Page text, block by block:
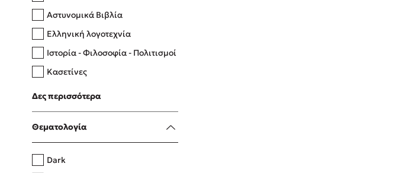
Δανάη Δεληγεώργη
Πάνω, κάτω, μπροστά, πίσω
Η μέθοδος Αφήστε τους
Αστυνομικά Βιβλία
Ελληνική λογοτεχνία
Ιστορία - Φιλοσοφία - Πολιτισμοί
Κασετίνες
Λευκώματα - Έγχρωμοι οδηγοί
Μαγειρική
Δες περισσότερα
Θεματολογία
Dark